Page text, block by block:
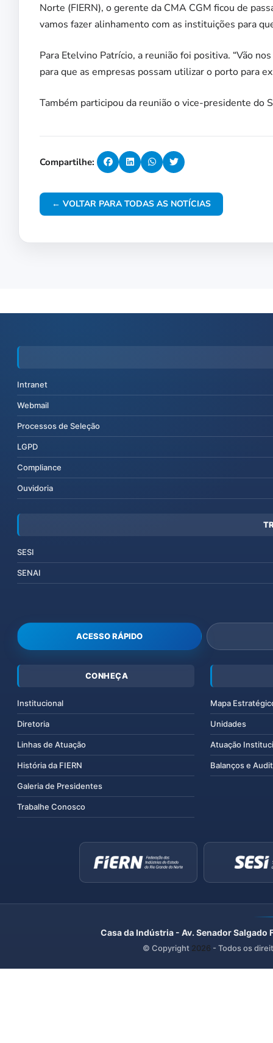
Norte (FIERN), o gerente da CMA CGM ficou de
vamos fazer alinhamento com as instituições para
Para Etelvino Patrício, a reunião foi positiva. “Vão
para que as empresas possam utilizar o porto para
Também participou da reunião o vice-presidente do
Compartilhe:
← VOLTAR PARA TODAS AS NOTÍCIAS
Intranet
Webmail
Processos de Seleção
LGPD
Compliance
Ouvidoria
SESI
SENAI
ACESSO RÁPIDO
CONHEÇA
Institucional
Diretoria
Linhas de Atuação
História da FIERN
Galeria de Presidentes
Trabalhe Conosco
Mapa
Unidades
Atuação
Balanços e
Casa da Indústria - Av. Senador
© Copyright 2026 - Todos os